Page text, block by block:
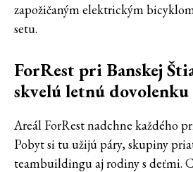
zapožičaným elektrickým
setu.
ForRest pri Banskej
skvelú letnú
Areál ForRest nadchne každého
Pobyt si tu užijú páry, skupiny
teambuildingu aj rodiny s deťmi.